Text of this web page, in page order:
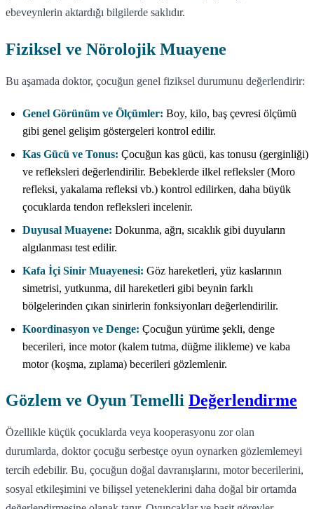
ebeveynlerin aktardığı bilgilerde saklıdır.
Fiziksel ve Nörolojik Muayene
Bu aşamada doktor, çocuğun genel fiziksel durumunu değerlendirir:
Genel Görünüm ve Ölçümler: Boy, kilo, baş çevresi ölçümü
gibi genel gelişim göstergeleri kontrol edilir.
Kas Gücü ve Tonus: Çocuğun kas gücü, kas tonusu (gerginliği)
ve refleksleri değerlendirilir. Bebeklerde ilkel refleksler (Moro
refleksi, yakalama refleksi vb.) kontrol edilirken, daha büyük
çocuklarda tendon refleksleri incelenir.
Duyusal Muayene: Dokunma, ağrı, sıcaklık gibi duyuların
algılanması test edilir.
Kafa İçi Sinir Muayenesi: Göz hareketleri, yüz kaslarının
simetrisi, yutkunma, dil hareketleri gibi beynin farklı
bölgelerinden çıkan sinirlerin fonksiyonları değerlendirilir.
Koordinasyon ve Denge: Çocuğun yürüme şekli, denge
becerileri, ince motor (kalem tutma, düğme ilikleme) ve kaba
motor (koşma, zıplama) becerileri gözlemlenir.
Gözlem ve Oyun Temelli Değerlendirme
Özellikle küçük çocuklarda veya kooperasyonu zor olan
durumlarda, doktor çocuğu serbestçe oyun oynarken gözlemlemeyi
tercih edebilir. Bu, çocuğun doğal davranışlarını, motor becerilerini,
sosyal etkileşimini ve bilişsel yeteneklerini daha doğal bir ortamda